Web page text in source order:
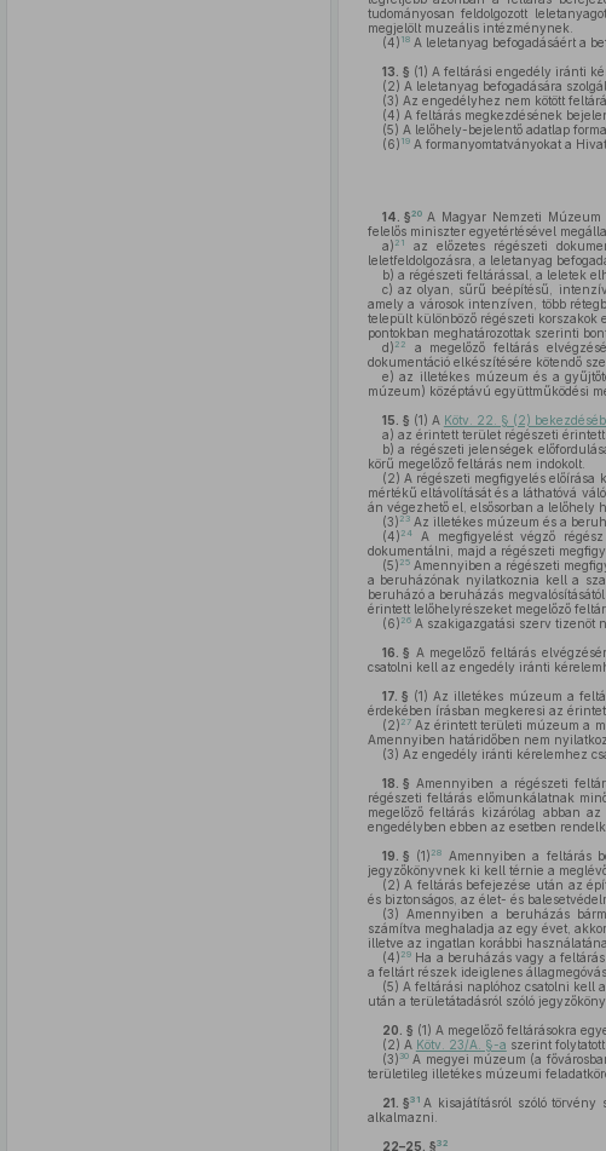
tudományosan feldolgozott
megjelölt muzeális intézménynek.
(4) 18A leletanyag befogadásáért a
13. § (1) A feltárási engedély iránti
(2) A leletanyag befogadására
(3) Az engedélyhez nem kötött
(4) A feltárás megkezdésének
(5) A lelőhely-bejelentő adatlap
(6) 19A formanyomtatványokat a
14. §20 A Magyar Nemzeti
felelős miniszter egyetértésével
a) 21
az előzetes régészeti
leletfeldolgozásra, a leletanyag
b) a régészeti feltárással, a leletek
c) az olyan, sűrű beépítésű,
amely a városok intenzíven, több
települt különböző régészeti
pontokban meghatározottak szerinti
d) 22
a megelőző feltárás
dokumentáció elkészítésére kötendő
e) az illetékes múzeum és a
múzeum) középtávú együttműködési
15. § (1) A Kötv. 22. § (2)
a) az érintett terület régészeti
b) a régészeti jelenségek
körű megelőző feltárás nem indokolt.
(2) A régészeti megfigyelés előírása
mértékű eltávolítását és a láthatóvá
án végezhető el, elsősorban a lelőhely
(3) 23Az illetékes múzeum és a
(4) 24A megfigyelést végző
dokumentálni, majd a régészeti
(5) 25Amennyiben a régészeti
a beruházónak nyilatkoznia kell a
beruházó a beruházás
érintett lelőhelyrészeket megelőző
(6) 26A szakigazgatási szerv tizenöt
16. § A megelőző feltárás
csatolni kell az engedély iránti
17. § (1) Az illetékes múzeum a
érdekében írásban megkeresi az
(2) 27Az érintett területi múzeum a
Amennyiben határidőben nem
(3) Az engedély iránti kérelemhez
18. § Amennyiben a régészeti
régészeti feltárás előmunkálatnak
megelőző feltárás kizárólag abban
engedélyben ebben az esetben
19. § (1) 28
Amennyiben a feltárás
jegyzőkönyvnek ki kell térnie a
(2) A feltárás befejezése után az
és biztonságos, az élet- és
(3) Amennyiben a beruházás
számítva meghaladja az egy évet,
illetve az ingatlan korábbi
(4) 29Ha a beruházás vagy a
a feltárt részek ideiglenes
(5) A feltárási naplóhoz csatolni kell
után a területátadásról szóló
20. § (1) A megelőző feltárásokra
(2) A Kötv. 23/A. §-a szerint
(3) 30A megyei múzeum (a
területileg illetékes múzeumi
21. §31 A kisajátításról szóló törvény
alkalmazni.
22–25. §32